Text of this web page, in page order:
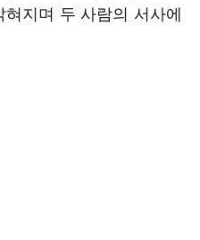
지며 두 사람의 서사에